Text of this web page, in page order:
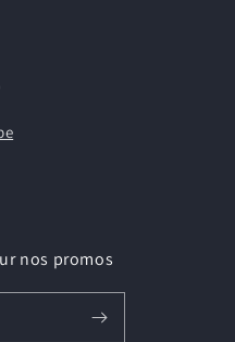
nos promos